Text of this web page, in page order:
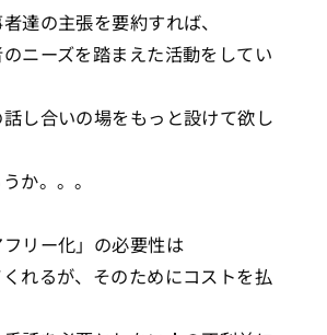
達の主張を要約すれば、
のニーズを踏まえた活動をしてい
し合いの場をもっと設けて欲し
か。。。
フリー化」の必要性は
れるが、そのためにコストを払